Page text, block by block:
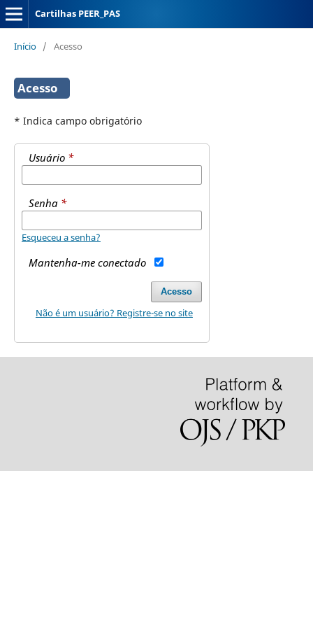
Cartilhas PEER_PAS
Início / Acesso
Acesso
* Indica campo obrigatório
Usuário *
Senha *
Esqueceu a senha?
Mantenha-me conectado
Acesso
Não é um usuário? Registre-se no site